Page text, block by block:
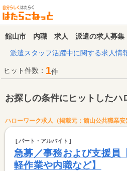
館山市 内職 求人 派遣の求人募集
派遣スタッフ活躍中に関する求人情
ヒット件数： 1件
お探しの条件にヒットしたハ
ハローワーク求人（掲載元：館山公共職業安
パート・アルバイト
急募／事務および支援員
軽作業や内職など】